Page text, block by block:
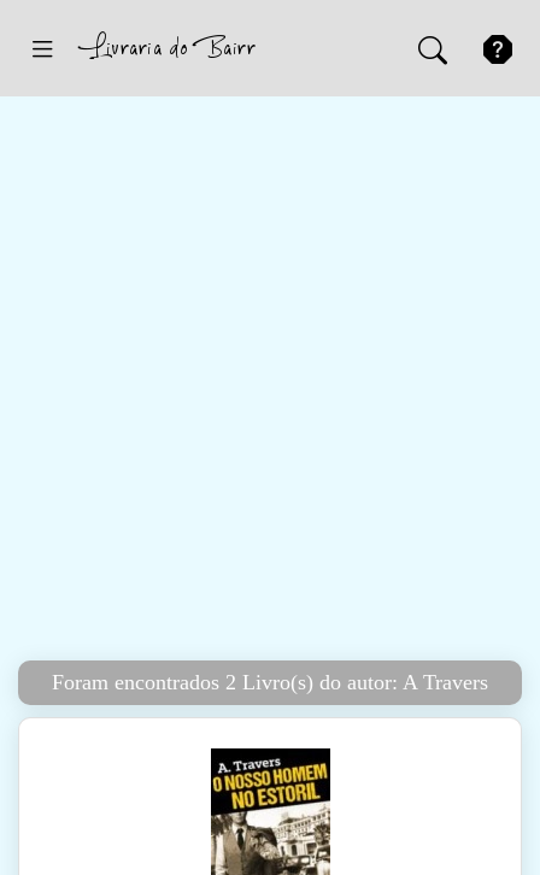
Foram encontrados 2 Livro(s) do autor: A Travers